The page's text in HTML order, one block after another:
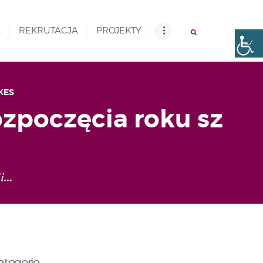
REKRUTACJA PROJEKTY
roku sz